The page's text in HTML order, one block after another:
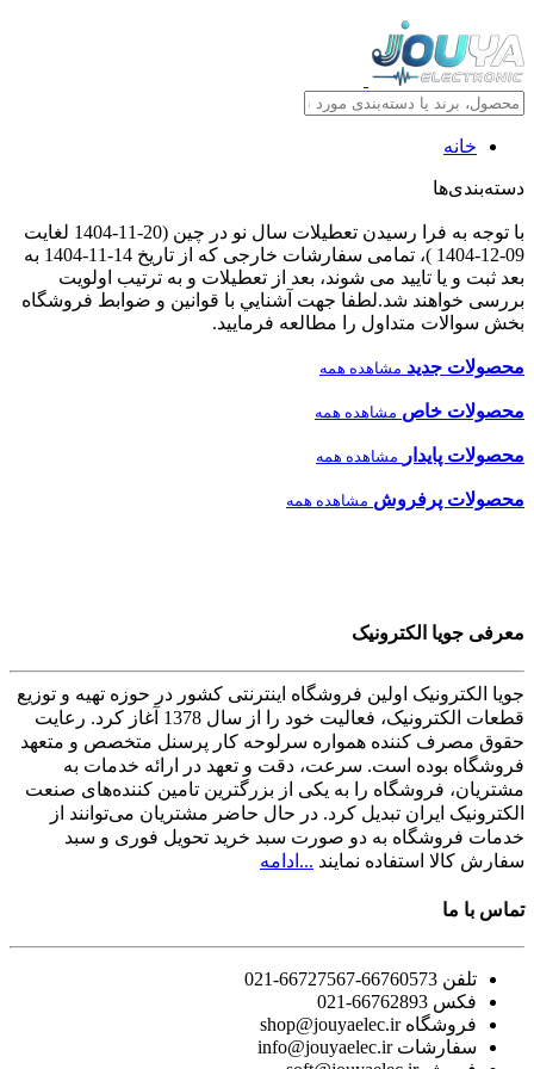
خانه
دسته‌بندی‌ها
با توجه به فرا رسیدن تعطیلات سال نو در چین (20-11-1404 لغایت
09-12-1404 )، تمامی سفارشات خارجی که از تاریخ 14-11-1404 به
بعد ثبت و یا تایید می شوند، بعد از تعطیلات و به ترتیب اولویت
بررسی خواهند شد.لطفا جهت آشنايي با قوانين و ضوابط فروشگاه
بخش سوالات متداول را مطالعه فرمايید.
محصولات جدید مشاهده همه
محصولات خاص مشاهده همه
محصولات پایدار مشاهده همه
محصولات پرفروش مشاهده همه
معرفی جویا الکترونیک
جویا الكترونيک اولین فروشگاه اینترنتی کشور در حوزه تهيه و توزیع
قطعات الکترونیک، فعاليت خود را از سال 1378 آغاز كرد. رعایت
حقوق مصرف کننده همواره سرلوحه کار پرسنل متخصص و متعهد
فروشگاه بوده است. سرعت، دقت و تعهد در ارائه خدمات به
مشتریان، فروشگاه را به یکی از بزرگترین تامین کننده‌های صنعت
الکترونیک ایران تبدیل کرد. در حال حاضر مشتریان می‌توانند از
خدمات فروشگاه به دو صورت سبد خرید تحویل فوری و سبد
سفارش کالا استفاده نمایند ...ادامه
تماس با ما
تلفن 66760573-66727567-021
فکس 66762893-021
فروشگاه shop@jouyaelec.ir
سفارشات info@jouyaelec.ir